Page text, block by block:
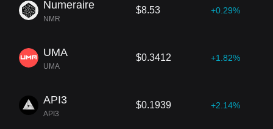
Numeraire
NMR
$8.53 +0.29%
UMA
UMA
$0.3412 +1.82%
API3
API3
$0.1939 +2.14%